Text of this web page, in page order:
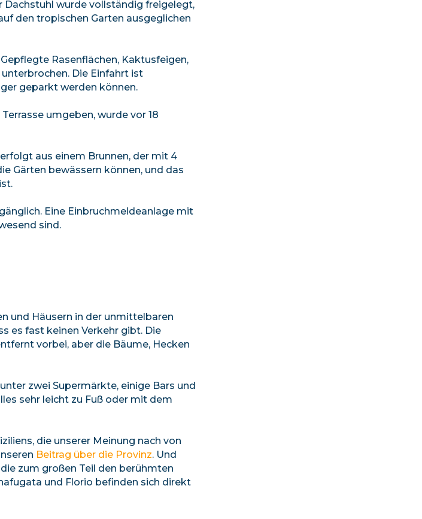
Dachstuhl wurde vollständig freigelegt,
den tropischen Garten ausgeglichen
Rasenflächen, Kaktusfeigen,
Die Einfahrt ist
geparkt werden können.
umgeben, wurde vor 18
aus einem Brunnen, der mit 4
Gärten bewässern können, und das
Eine Einbruchmeldeanlage mit
sind.
und Häusern in der unmittelbaren
es fast keinen Verkehr gibt. Die
vorbei, aber die Bäume, Hecken
zwei Supermärkte, einige Bars und
sehr leicht zu Fuß oder mit dem
die unserer Meinung nach von
Beitrag über die Provinz. Und
zum großen Teil den berühmten
und Florio befinden sich direkt